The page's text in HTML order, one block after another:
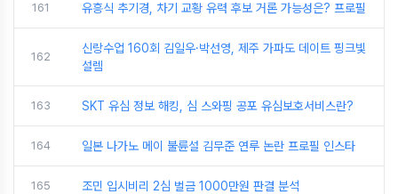
161 유흥식 추기경, 차기 교황 유력 후보 거론 가능성은? 프로필
162
신랑수업 160회 김일우·박선영, 제주 가파도 데이트 핑크빛
설렘
163 SKT 유심 정보 해킹, 심 스와핑 공포 유심보호서비스란?
164 일본 나가노 메이 불륜설 김무준 연루 논란 프로필 인스타
165 조민 입시비리 2심 벌금 1000만원 판결 분석